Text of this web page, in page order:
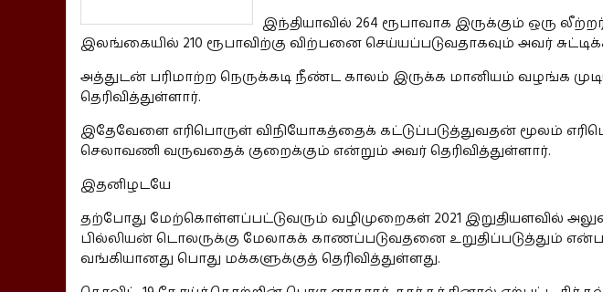
இந்தியாவில் 264 ரூபாவாக இருக்கும் ஒரு
இலங்கையில் 210 ரூபாவிற்கு விற்பனை செய்யப்படுவதாகவும் அவர்
அத்துடன் பரிமாற்ற நெருக்கடி நீண்ட காலம் இருக்க மானியம் வழங்க
தெரிவித்துள்ளார்.
இதேவேளை எரிபொருள் விநியோகத்தைக் கட்டுப்படுத்துவதன் மூலம்
செலாவணி வருவதைக் குறைக்கும் என்றும் அவர் தெரிவித்துள்ளார்.
இதனிழடயே
தற்போது மேற்கொள்ளப்பட்டுவரும் வழிமுறைகள் 2021 இறுதியளவில்
பில்லியன் டொலருக்கு மேலாகக் காணப்படுவதனை உறுதிப்படுத்தும்
வங்கியானது பொது மக்களுக்குத் தெரிவித்துள்ளது.